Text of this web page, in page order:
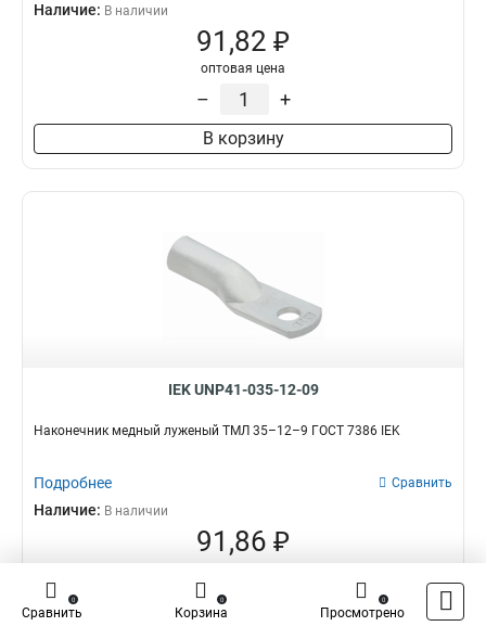
Наличие: В наличии
91,82 ₽
оптовая цена
– +
В корзину
IEK UNP41-035-12-09
Наконечник медный луженый ТМЛ 35–12–9 ГОСТ 7386 IEK
Подробнее Сравнить
Наличие: В наличии
91,86 ₽
–
Сравнить
0
Корзина
0
Просмотрено
0